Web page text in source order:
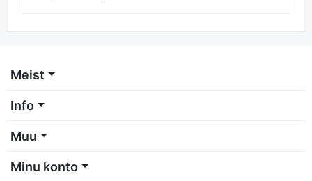
Meist
Info
Muu
Minu konto